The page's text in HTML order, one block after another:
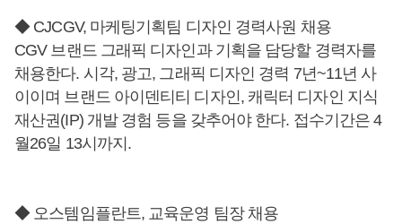
◆ CJCGV, 마케팅기획팀 디자인 경력사원 채용
CGV 브랜드 그래픽 디자인과 기획을 담당할 경력자를
채용한다. 시각, 광고, 그래픽 디자인 경력 7년~11년 사
이이며 브랜드 아이덴티티 디자인, 캐릭터 디자인 지식
재산권(IP) 개발 경험 등을 갖추어야 한다. 접수기간은 4
월26일 13시까지.
◆ 오스템임플란트, 교육운영 팀장 채용